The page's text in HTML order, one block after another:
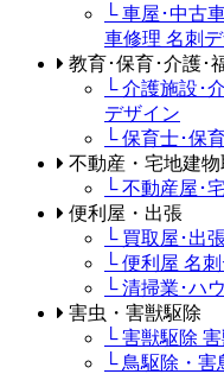
└ 車屋･中古
車修理 名刺
教育･保育･介護･
└ 介護施設･
デザイン
└ 保育士･保
不動産・宅地建物
└ 不動産屋･
便利屋・出張
└ 買取屋･出
└ 便利屋 名
└ 清掃業･ハ
害虫・害獣駆除
└ 害獣駆除
└ 鳥駆除・